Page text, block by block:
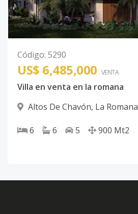
Código: 5290
US$ 6,485,000 VENTA
Villa en venta en la romana
Altos De Chavón, La Romana
6 6 5 900 Mt2